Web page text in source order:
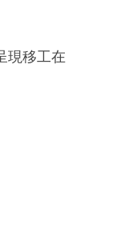
現移工在